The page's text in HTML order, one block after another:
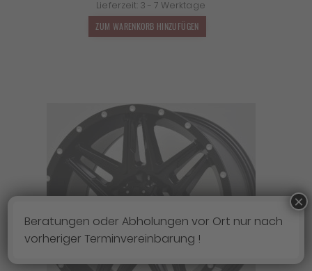
war:
1.399,00 €
ist:
Lieferzeit: 3 - 7 Werktage
ZUM WARENKORB HINZUFÜGEN
Beratungen oder Abholungen vor Ort nur nach
vorheriger Terminvereinbarung !
×